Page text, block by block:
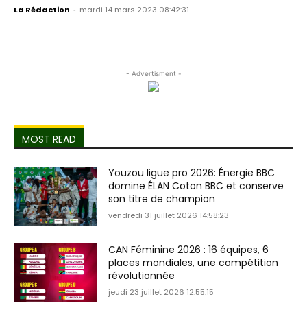
La Rédaction - mardi 14 mars 2023 08:42:31
- Advertisment -
MOST READ
Youzou ligue pro 2026: Énergie BBC
domine ÉLAN Coton BBC et conserve
son titre de champion
vendredi 31 juillet 2026 14:58:23
CAN Féminine 2026 : 16 équipes, 6
places mondiales, une compétition
révolutionnée
jeudi 23 juillet 2026 12:55:15